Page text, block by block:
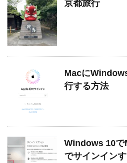
京都旅行
Macに
行する方法
Windows 10で
でサインイン